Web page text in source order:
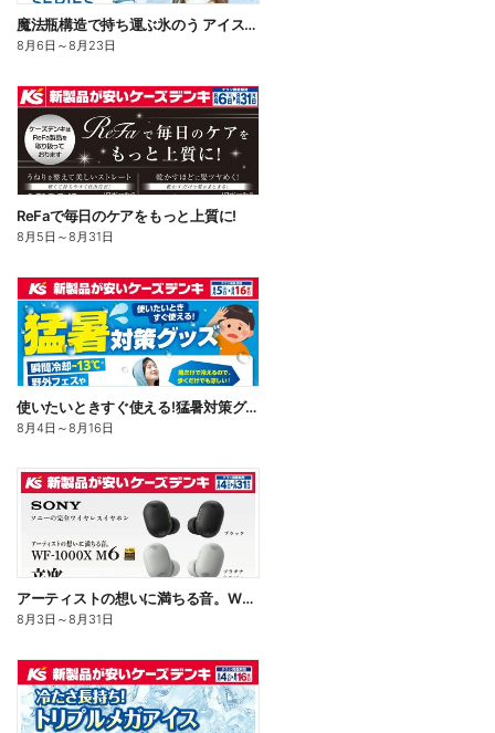
魔法瓶構造で持ち運ぶ氷のう アイスパックシリーズ
8月6日 ～8月23日
ReFaで毎日のケアをもっと上質に!
8月5日 ～8月31日
使いたいときすぐ使える!猛暑対策グッズ
8月4日 ～8月16日
アーティストの想いに満ちる音。WF-1000X M6
8月3日 ～8月31日